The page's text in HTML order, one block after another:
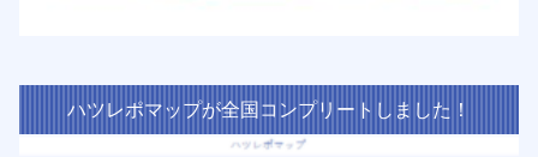
ハツレポマップが全国コンプリートしました！